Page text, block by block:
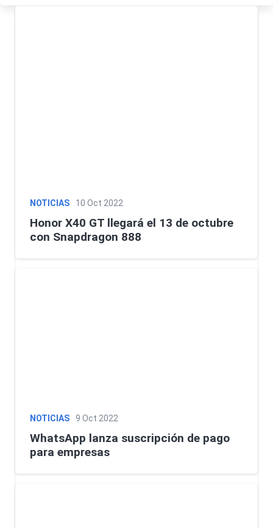
NOTICIAS 10 Oct 2022
Honor X40 GT llegará el 13 de octubre
con Snapdragon 888
NOTICIAS 9 Oct 2022
WhatsApp lanza suscripción de pago
para empresas